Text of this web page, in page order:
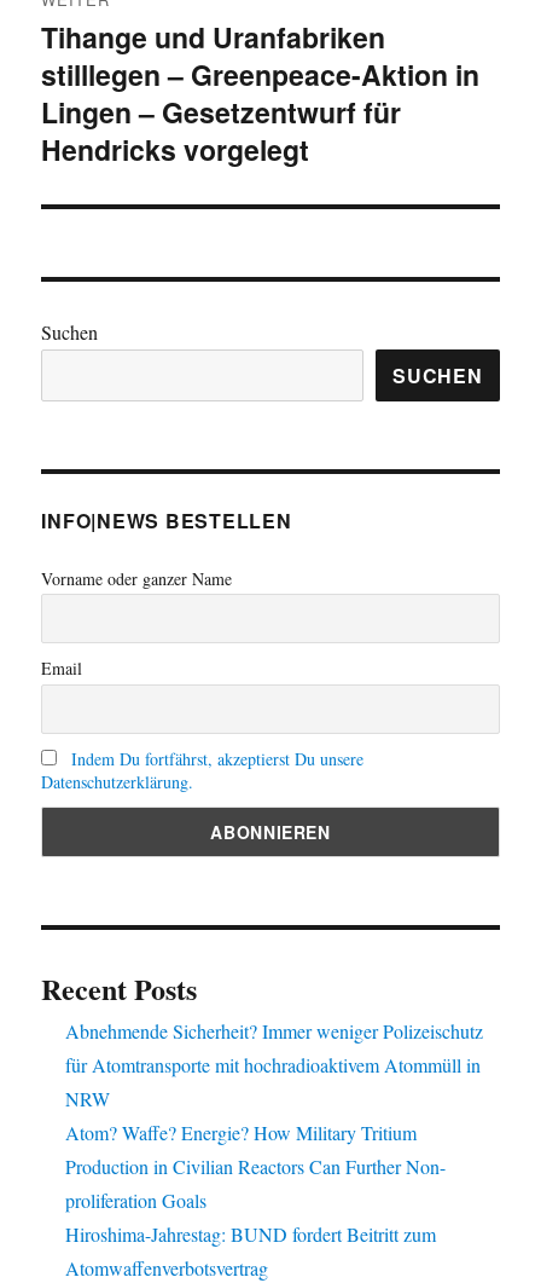
Nächster
Beitrag:
Tihange und Uranfabriken
stilllegen – Greenpeace-Aktion in
Lingen – Gesetzentwurf für
Hendricks vorgelegt
Suchen
SUCHEN
INFO|NEWS BESTELLEN
Vorname oder ganzer Name
Email
Indem Du fortfährst, akzeptierst Du unsere
Datenschutzerklärung.
Recent Posts
Abnehmende Sicherheit? Immer weniger Polizeischutz
für Atomtransporte mit hochradioaktivem Atommüll in
NRW
Atom? Waffe? Energie? How Military Tritium
Production in Civilian Reactors Can Further Non-
proliferation Goals
Hiroshima-Jahrestag: BUND fordert Beitritt zum
Atomwaffenverbotsvertrag